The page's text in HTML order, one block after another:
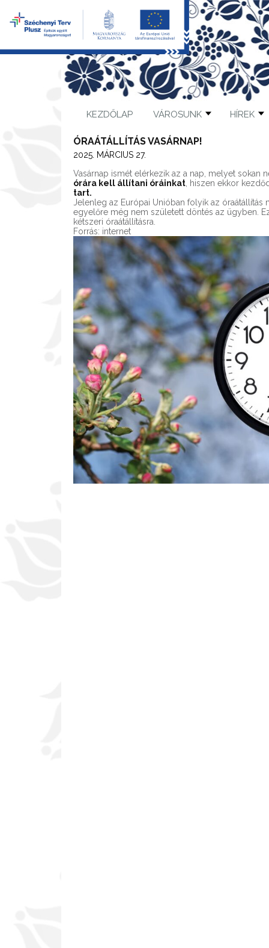
KEZDŐLAP VÁROSUNK HÍREK
ÓRAÁTÁLLÍTÁS VASÁRNAP!
2025. MÁRCIUS 27.
Vasárnap ismét elérkezik az a nap, melyet sokan
órára kell állítani óráinkat , hiszen ekkor
tart.
Jelenleg az Európai Unióban folyik az
egyelőre még nem született döntés az ügyben.
kétszeri óraátállításra.
Forrás: internet